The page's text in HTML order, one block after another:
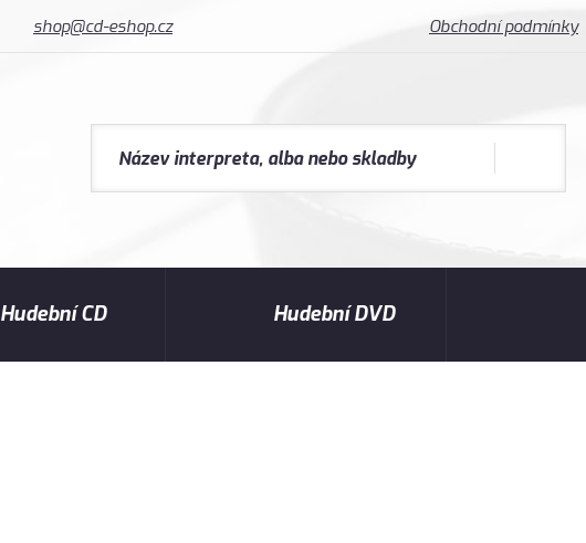
shop@cd-eshop.cz Obchodní podmínky
Hudební CD Hudební DVD